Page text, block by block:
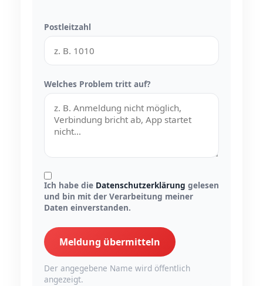
Postleitzahl
Welches Problem tritt auf?
Ich habe die Datenschutzerklärung gelesen
und bin mit der Verarbeitung meiner
Daten einverstanden.
Meldung übermitteln
Der angegebene Name wird öffentlich
angezeigt.